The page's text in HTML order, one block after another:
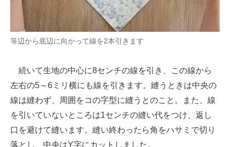
等辺から底辺に向かって線を2本引きます
続いて生地の中心に8センチの線を引き、この線から
左右の5～6ミリ横にも線を引きます。縫うときは中央の
線は縫わず、周囲をコの字型に縫うとのこと。また、線
を引いていないところは1センチの縫い代をつけ、返し
口を避けて縫います。縫い終わったら角をハサミで切り
落とし、中央はY字にカットしました。